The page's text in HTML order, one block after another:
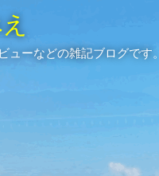
ューなどの雑記ブログです。